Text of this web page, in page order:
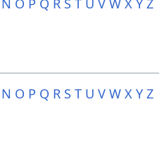
N O P Q R S T U V W X Y Z